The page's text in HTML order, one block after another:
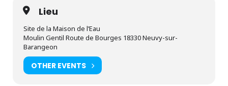
Lieu
Site de la Maison de l’Eau
Moulin Gentil Route de Bourges 18330 Neuvy-sur-
Barangeon
OTHER EVENTS